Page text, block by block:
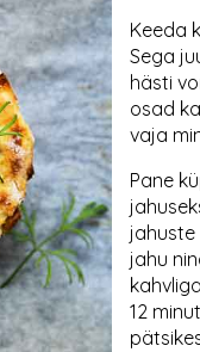
Keeda
Sega
hästi
osad
vaja
Pane
jahuste
jahu
12